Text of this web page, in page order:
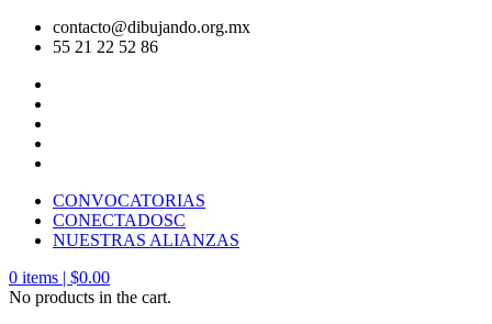
contacto@dibujando.org.mx
55 21 22 52 86
CONVOCATORIAS
CONECTADOSC
NUESTRAS ALIANZAS
0 items | $0.00
No products in the cart.